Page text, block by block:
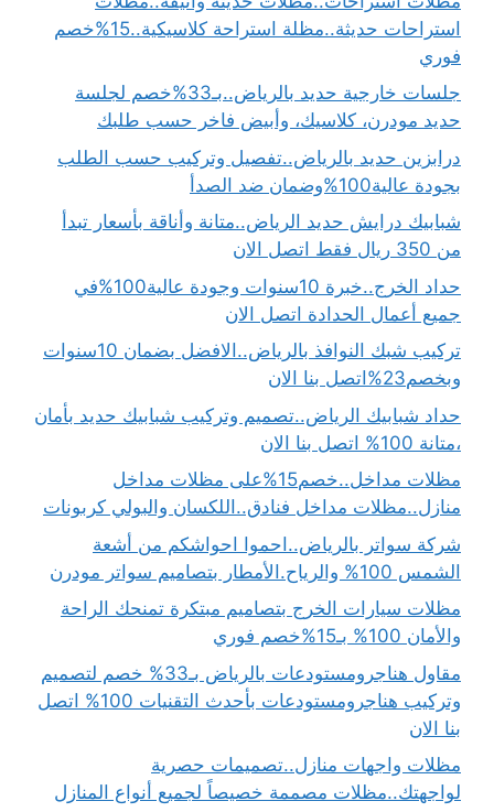
استراحات حديثة..مظلة استراحة كلاسيكية..15%خصم
فوري
جلسات خارجية حديد بالرياض..بـ33%خصم لجلسة
حديد مودرن، كلاسيك، وأبيض فاخر حسب طلبك
درابزين حديد بالرياض..تفصيل وتركيب حسب الطلب
بجودة عالية100%وضمان ضد الصدأ
شبابيك درايش حديد الرياض..متانة وأناقة بأسعار تبدأ
من 350 ريال فقط اتصل الان
حداد الخرج..خبرة 10سنوات وجودة عالية100%في
جميع أعمال الحدادة اتصل الان
تركيب شبك النوافذ بالرياض..الافضل بضمان 10سنوات
وبخصم23%اتصل بنا الان
حداد شبابيك الرياض..تصميم وتركيب شبابيك حديد بأمان
،متانة 100% اتصل بنا الان
مظلات مداخل..خصم15%على مظلات مداخل
منازل..مظلات مداخل فنادق..اللكسان والبولي كربونات
شركة سواتر بالرياض..احموا احواشكم من أشعة
الشمس 100% والرياح.الأمطار بتصاميم سواتر مودرن
مظلات سيارات الخرج بتصاميم مبتكرة تمنحك الراحة
والأمان 100% بـ15%خصم فوري
مقاول هناجرومستودعات بالرياض بـ33% خصم لتصميم
وتركيب هناجرومستودعات بأحدث التقنيات 100% اتصل
بنا الان
مظلات واجهات منازل..تصميمات حصرية
لواجهتك..مظلات مصممة خصيصاً لجميع أنواع المنازل